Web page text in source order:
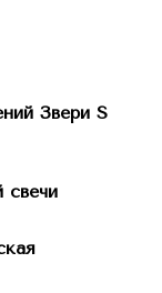
Звери S
свечи